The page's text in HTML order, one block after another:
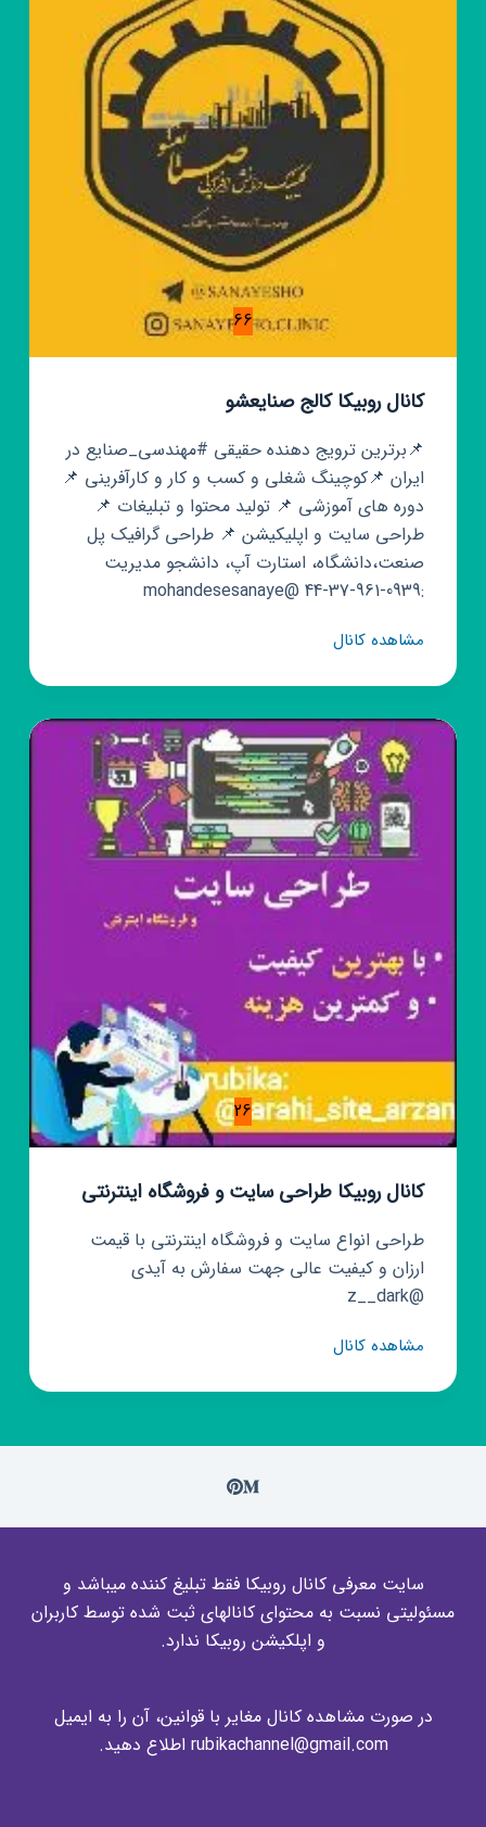
66
کانال روبیکا کالج صنایعشو
📌برترین ترویج دهنده حقیقی #مهندسی_صنایع در
ایران 📌کوچینگ شغلی و کسب و کار و کارآفرینی 📌
دوره های آموزشی 📌 تولید محتوا و تبلیغات 📌
طراحی سایت و اپلیکیشن 📌 طراحی گرافیک پل
صنعت،دانشگاه، استارت آپ، دانشجو مدیریت
:0939-961-37-44 @mohandesesanaye
مشاهده کانالکانال
کالج
صنایعشو
26
کانال روبیکا طراحی سایت و فروشگاه اینترنتی
طراحی انواع سایت و فروشگاه اینترنتی با قیمت
ارزان و کیفیت عالی جهت سفارش به آیدی
@z__dark
مشاهده کانالکانال
طراحی
و
سایت معرفی کانال روبیکا فقط تبلیغ کننده میباشد و
مسئولیتی نسبت به محتوای کانالهای ثبت شده توسط کاربران
و اپلکیشن روبیکا ندارد.
در صورت مشاهده کانال مغایر با قوانین، آن را به ایمیل
rubikachannel@gmail.com اطلاع دهید.